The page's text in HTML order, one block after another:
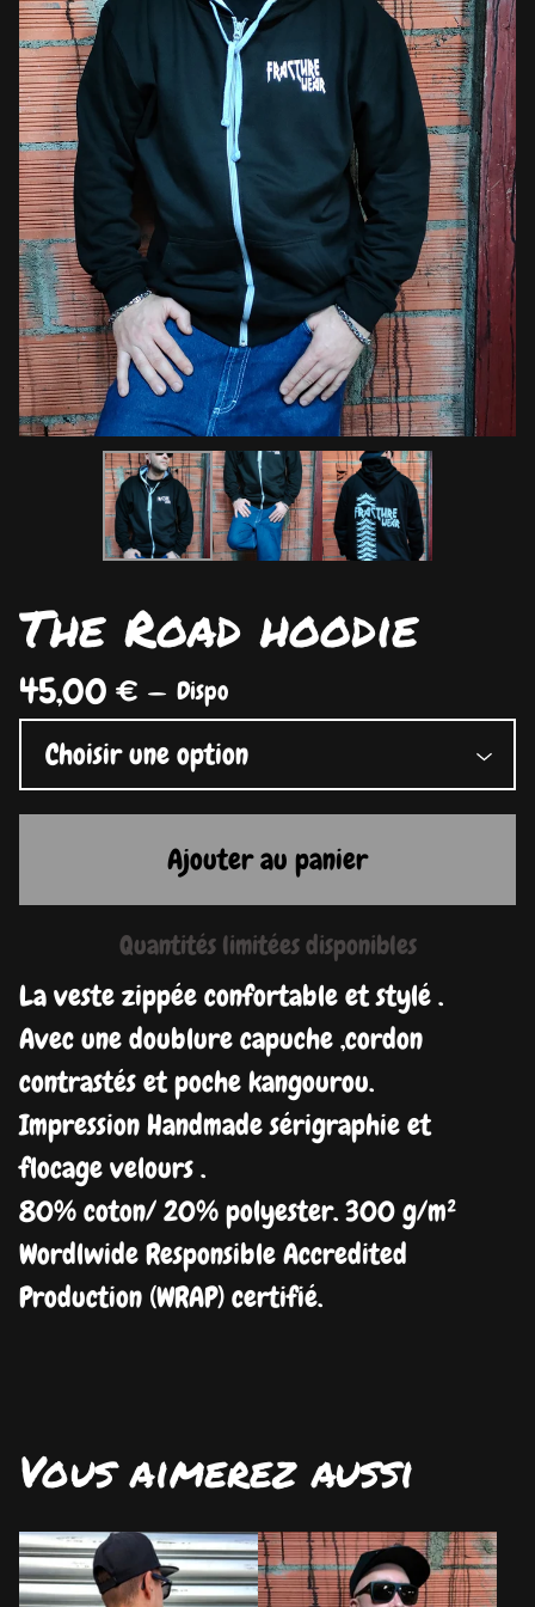
The Road hoodie
45,00 € — Dispo
Ajouter au panier
Quantités limitées disponibles
La veste zippée confortable et stylé .
Avec une doublure capuche ,cordon
contrastés et poche kangourou.
Impression Handmade sérigraphie et
flocage velours .
80% coton/ 20% polyester. 300 g/m²
Wordlwide Responsible Accredited
Production (WRAP) certifié.
Vous aimerez aussi
DISPO DISPO